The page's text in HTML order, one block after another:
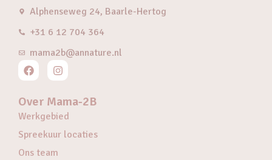
Alphenseweg 24, Baarle-Hertog
+31 6 12 704 364
mama2b@annature.nl
Over Mama-2B
Werkgebied
Spreekuur locaties
Ons team